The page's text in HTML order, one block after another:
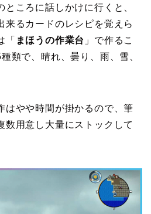
ところに話しかけに行くと、
来るカードのレシピを覚えら
「 まほうの作業台 」で作るこ
類で、晴れ、曇り、雨、雪、
はやや時間が掛かるので、筆
数用意し大量にストックして